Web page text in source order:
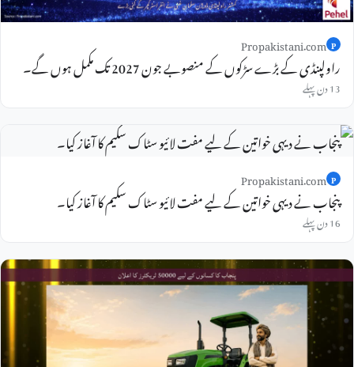
P
Propakistani.com
راولپنڈی کے بڑے سڑکوں کے منصوبے جون 2027 تک مکمل ہوں گے۔
13 دن پہلے
P
Propakistani.com
پنجاب نے دیہی خواتین کے لیے مفت لائیو سٹاک سکیم کا آغاز کیا۔
16 دن پہلے